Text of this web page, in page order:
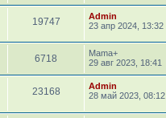
19747
Admin
23 апр 2024, 13:32
6718
Mama+
29 авг 2023, 18:41
23168
Admin
28 май 2023, 08:12